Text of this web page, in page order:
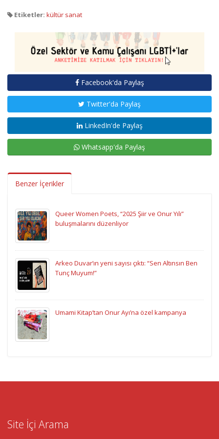
Etiketler: kültür sanat
Facebook'da Paylaş
Twitter'da Paylaş
LinkedIn'de Paylaş
Whatsapp'da Paylaş
Benzer İçerikler
Queer Women Poets, “2025 Şiir ve Onur Yılı”
buluşmalarını düzenliyor
Arkeo Duvar’ın yeni sayısı çıktı: “Sen Altınsın Ben
Tunç Muyum!”
Umami Kitap’tan Onur Ayı’na özel kampanya
Site İçi Arama